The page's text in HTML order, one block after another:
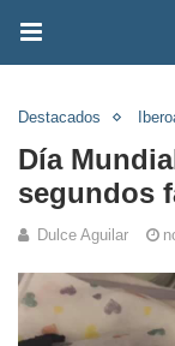
Destacados
Día
segundos
Dulce Aguilar